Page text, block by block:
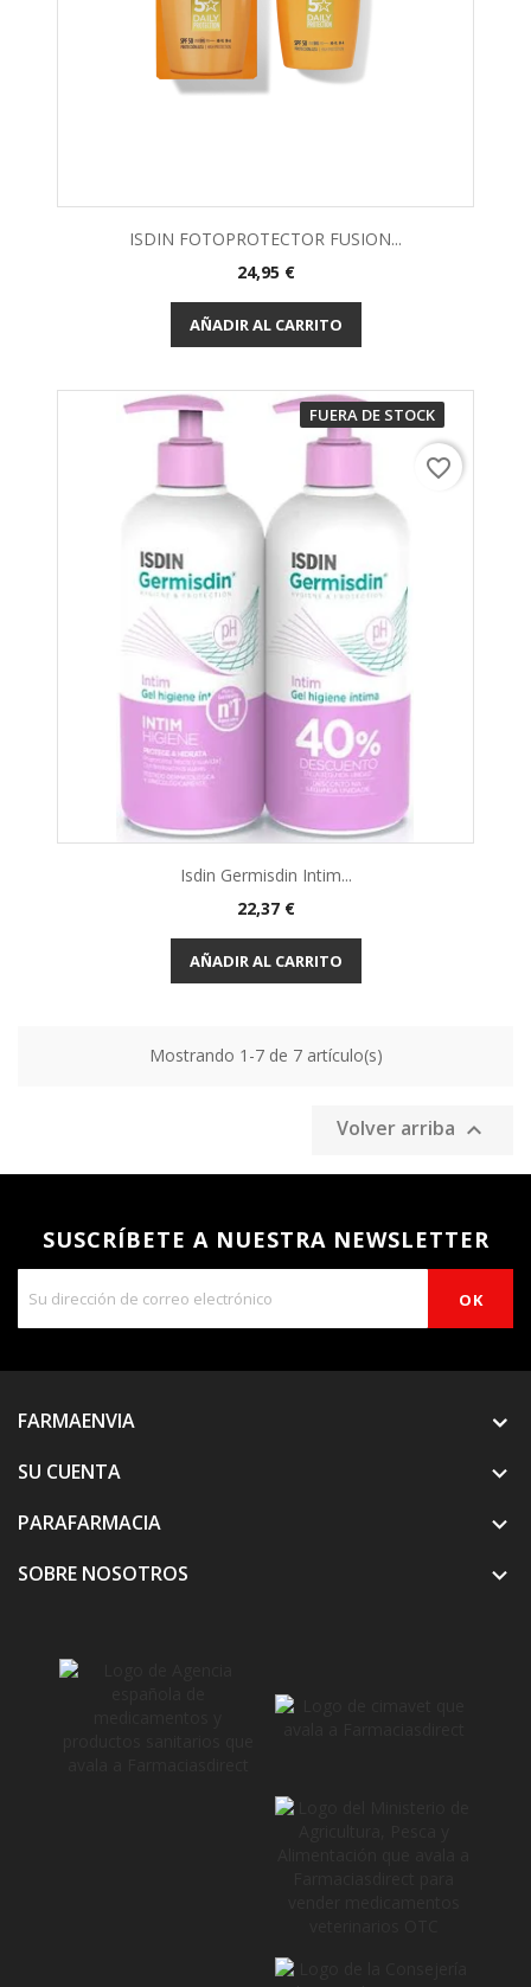
ISDIN FOTOPROTECTOR FUSION...
24,95 €
AÑADIR AL CARRITO
Isdin Germisdin Intim...
22,37 €
AÑADIR AL CARRITO
FUERA DE STOCK
favorite_border
Mostrando 1-7 de 7 artículo(s)
Volver arriba 
SUSCRÍBETE A NUESTRA NEWSLETTER
FARMAENVIA
SU CUENTA

PARAFARMACIA 
SOBRE NOSOTROS 